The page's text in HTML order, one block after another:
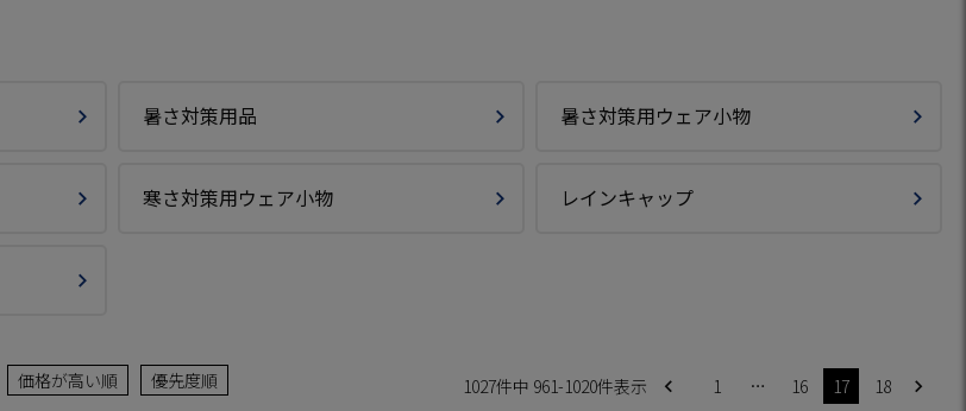
暑さ対策用品 暑さ対策用ウェア小物
寒さ対策用ウェア小物 レインキャップ
価格が高い順 優先度順 1027件中 961-1020件表示 1 … 16 17 18